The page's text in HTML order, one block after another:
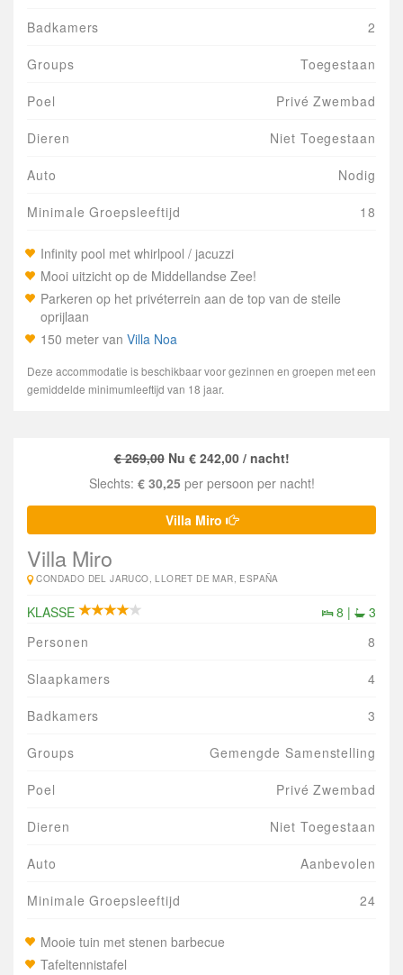
Badkamers 2
Groups Toegestaan
Poel Privé Zwembad
Dieren Niet Toegestaan
Auto Nodig
Minimale Groepsleeftijd 18
Infinity pool met whirlpool / jacuzzi
Mooi uitzicht op de Middellandse Zee!
Parkeren op het privéterrein aan de top van de steile
oprijlaan
150 meter van Villa Noa
Deze accommodatie is beschikbaar voor gezinnen en groepen met een
gemiddelde minimumleeftijd van 18 jaar.
€ 269,00Nu € 242,00 / nacht!
Slechts: € 30,25 per persoon per nacht!
Villa Miro
Villa Miro
CONDADO DEL JARUCO, LLORET DE MAR, ESPAÑA
KLASSE 8 |
3
Personen
8
Slaapkamers 4
Badkamers 3
Groups Gemengde Samenstelling
Poel Privé Zwembad
Dieren Niet Toegestaan
Auto Aanbevolen
Minimale Groepsleeftijd 24
Mooie tuin met stenen barbecue
Tafeltennistafel